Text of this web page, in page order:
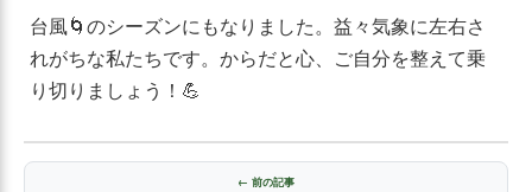
台風🌀のシーズンにもなりました。益々気象に左右さ
れがちな私たちです。からだと心、ご自分を整えて乗
り切りましょう！💪
← 前の記事